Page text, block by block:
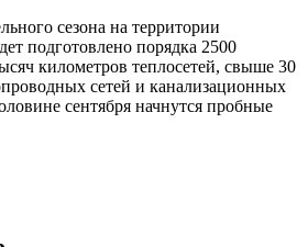
сезона на территории
подготовлено порядка 2500
километров теплосетей, свыше 30
сетей и канализационных
сентября начнутся пробные